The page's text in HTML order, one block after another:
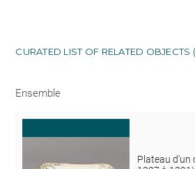
CURATED LIST OF RELATED OBJECTS
Ensemble
Plateau d'un